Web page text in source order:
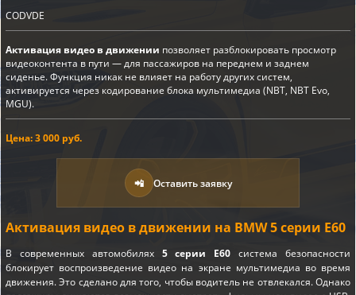
CODVDE
Активация видео в движении позволяет разблокировать просмотр
видеоконтента в пути — для пассажиров на переднем и заднем
сиденье. Функция никак не влияет на работу других систем,
активируется через кодирование блока мультимедиа (NBT, NBT Evo,
MGU).
Цена: 3 000 руб.
📲 Оставить заявку
Активация видео в движении на BMW 5 серии E60
В современных автомобилях 5 серии E60 система безопасности
блокирует воспроизведение видео на экране мультимедиа во время
движения. Это сделано для того, чтобы водитель не отвлекался. Однако